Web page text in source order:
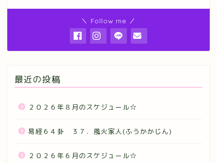
＼ Follow me ／
最近の投稿
２０２６年８月のスケジュール☆
易経６４卦 ３７．風火家人(ふうかかじん)
２０２６年６月のスケジュール☆